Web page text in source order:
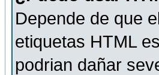
Depende de que
etiquetas HTML
podrian dañar